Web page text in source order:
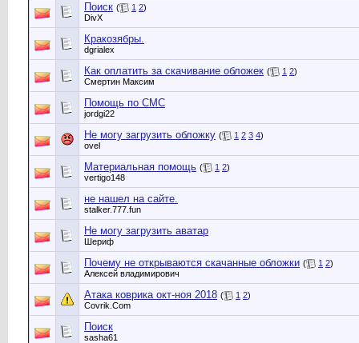
Поиск ( 1 2)
DivX
Кракозябры.
dgrialex
Как оплатить за скачивание обложек ( 1 2)
Смертин Максим
Помощь по СМС
jordgi22
Не могу загрузить обложку ( 1 2 3 4)
ovel
Материальная помощь ( 1 2)
vertigo148
не нашел на сайте.
stalker.777.fun
Не могу загрузить аватар
Шериф
Почему не открываются скачанные обложки ( 1 2)
Алексей владимирович
Атака коврика окт-ноя 2018 ( 1 2)
Сovrik.Com
Поиск
sasha61